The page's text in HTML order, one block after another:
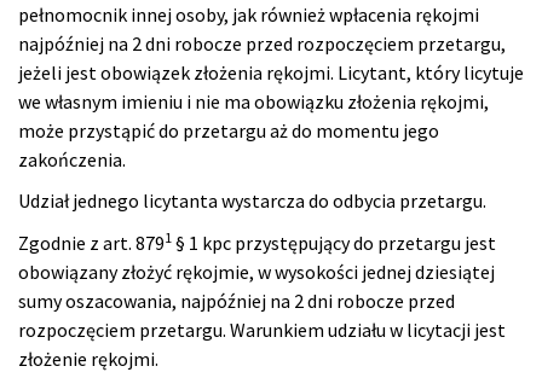
pełnomocnik innej osoby, jak również wpłacenia rękojmi
najpóźniej na 2 dni robocze przed rozpoczęciem przetargu,
jeżeli jest obowiązek złożenia rękojmi. Licytant, który licytuje
we własnym imieniu i nie ma obowiązku złożenia rękojmi,
może przystąpić do przetargu aż do momentu jego
zakończenia.
Udział jednego licytanta wystarcza do odbycia przetargu.
Zgodnie z art. 8791 § 1 kpc przystępujący do przetargu jest
obowiązany złożyć rękojmie, w wysokości jednej dziesiątej
sumy oszacowania, najpóźniej na 2 dni robocze przed
rozpoczęciem przetargu. Warunkiem udziału w licytacji jest
złożenie rękojmi.